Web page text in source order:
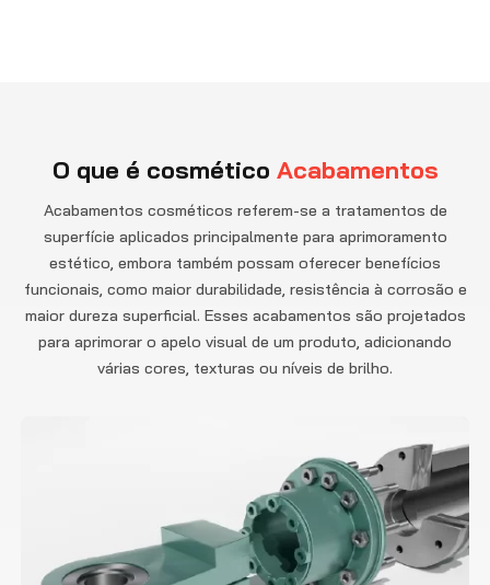
O que é cosmético Acabamentos
Acabamentos cosméticos referem-se a tratamentos de
superfície aplicados principalmente para aprimoramento
estético, embora também possam oferecer benefícios
funcionais, como maior durabilidade, resistência à corrosão e
maior dureza superficial. Esses acabamentos são projetados
para aprimorar o apelo visual de um produto, adicionando
várias cores, texturas ou níveis de brilho.